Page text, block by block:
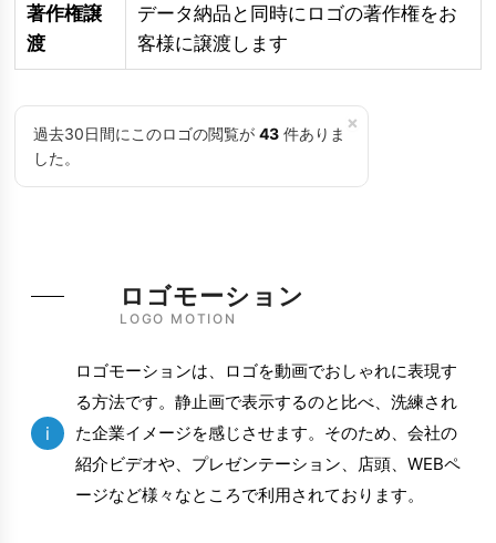
著作権譲
渡
データ納品と同時にロゴの著作権をお
客様に譲渡します
×
過去30日間にこのロゴの閲覧が 43 件ありま
した。
ロゴモーション
LOGO MOTION
i
ロゴモーションは、ロゴを動画でおしゃれに表現す
る方法です。静止画で表示するのと比べ、洗練され
た企業イメージを感じさせます。そのため、会社の
紹介ビデオや、プレゼンテーション、店頭、WEBペ
ージなど様々なところで利用されております。